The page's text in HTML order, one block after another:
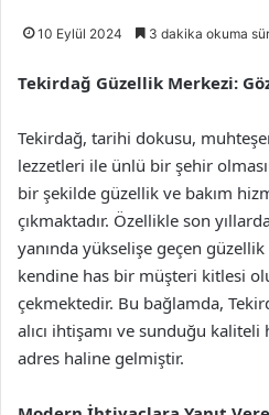
10 Eylül 2024 3 dakika okuma
Tekirdağ Güzellik Merkezi:
Tekirdağ, tarihi dokusu,
lezzetleri ile ünlü bir şehir
bir şekilde güzellik ve bakım
çıkmaktadır. Özellikle son
yanında yükselişe geçen
kendine has bir müşteri kitlesi
çekmektedir. Bu bağlamda,
alıcı ihtişamı ve sunduğu
adres haline gelmiştir.